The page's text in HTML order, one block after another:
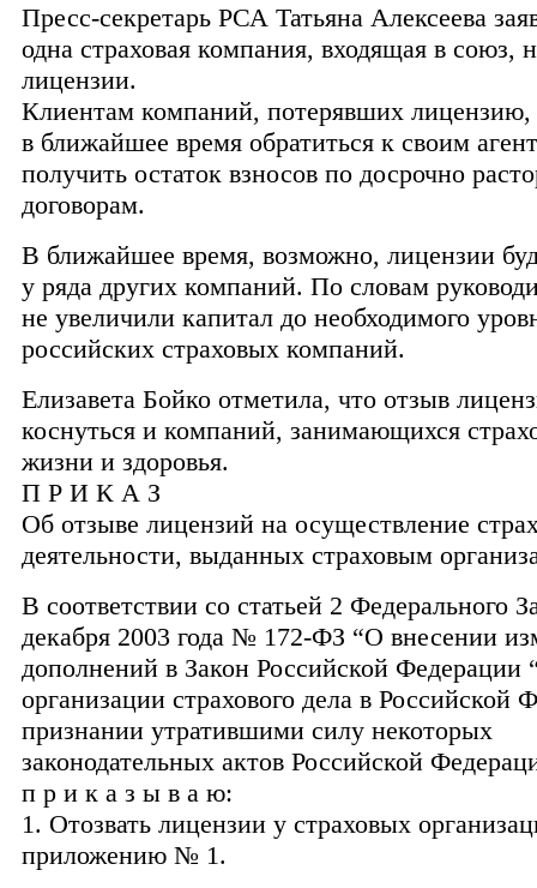
Пресс-секретарь РСА Татьяна Алексеева
одна страховая компания, входящая в союз,
лицензии.
Клиентам компаний, потерявших лицензию,
в ближайшее время обратиться к своим
получить остаток взносов по досрочно
договорам.
В ближайшее время, возможно, лицензии
у ряда других компаний. По словам
не увеличили капитал до необходимого
российских страховых компаний.
Елизавета Бойко отметила, что отзыв
коснуться и компаний, занимающихся
жизни и здоровья.
П Р И К А З
Об отзыве лицензий на осуществление
деятельности, выданных страховым
В соответствии со статьей 2 Федерального
декабря 2003 года № 172-ФЗ “О внесении
дополнений в Закон Российской Федерации
организации страхового дела в Российской
признании утратившими силу некоторых
законодательных актов Российской
п р и к а з ы в а ю:
1. Отозвать лицензии у страховых
приложению № 1.